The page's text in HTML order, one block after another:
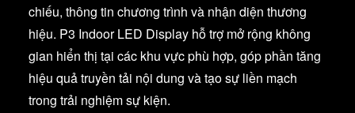
chiếu, thông tin chương trình và nhận diện thương
hiệu. P3 Indoor LED Display hỗ trợ mở rộng không
gian hiển thị tại các khu vực phù hợp, góp phần tăng
hiệu quả truyền tải nội dung và tạo sự liền mạch
trong trải nghiệm sự kiện.